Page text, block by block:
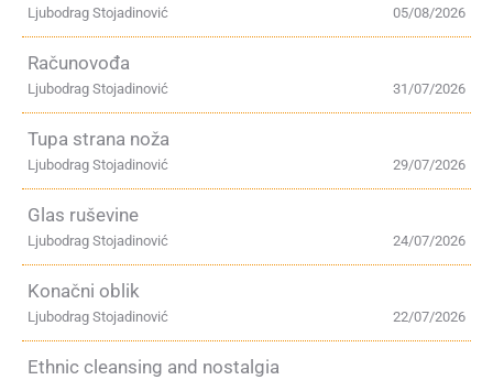
05/08/2026
Ljubodrag Stojadinović
Računovođa
31/07/2026
Ljubodrag Stojadinović
Tupa strana noža
29/07/2026
Ljubodrag Stojadinović
Glas ruševine
24/07/2026
Ljubodrag Stojadinović
Konačni oblik
22/07/2026
Ljubodrag Stojadinović
Ethnic cleansing and nostalgia